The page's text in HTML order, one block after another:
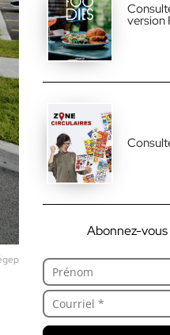
version
Abonnez-